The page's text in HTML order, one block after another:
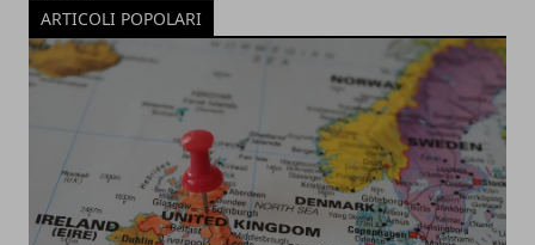
ARTICOLI POPOLARI